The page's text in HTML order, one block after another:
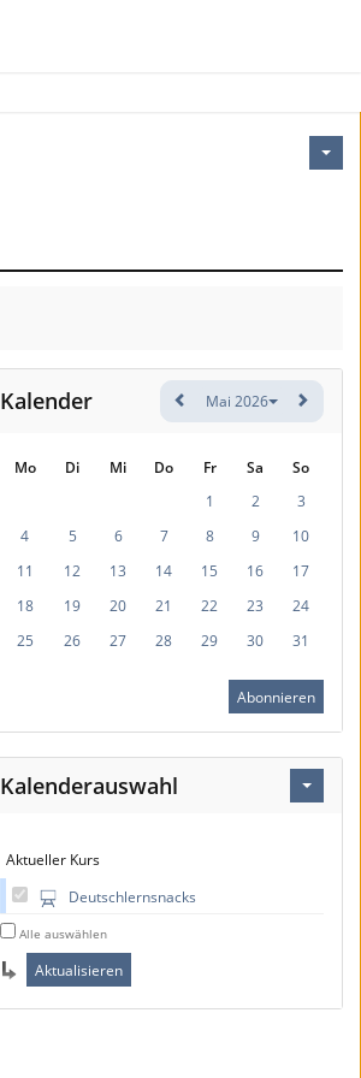
Kalender Mai 2026
Mo Di Mi Do Fr Sa
So
1
2
3
4
5 6 7 8 9
10
11
12 13 14 15 16
17
18
19 20 21 22 23
24
25
26 27 28 29 30 31
Abonnieren
Kalenderauswahl
Aktueller Kurs
Deutschlernsnacks
Alle auswählen